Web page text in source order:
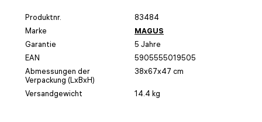
Produktnr.
83484
Marke
MAGUS
Garantie
5 Jahre
EAN
5905555019505
Abmessungen der
Verpackung (LxBxH)
38x67x47 cm
Versandgewicht 14.4 kg